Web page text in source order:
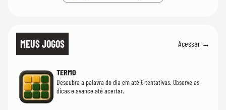
MEUS JOGOS Acessar →
TERMO
Descubra a palavra do dia em até 6 tentativas. Observe as
dicas e avance até acertar.